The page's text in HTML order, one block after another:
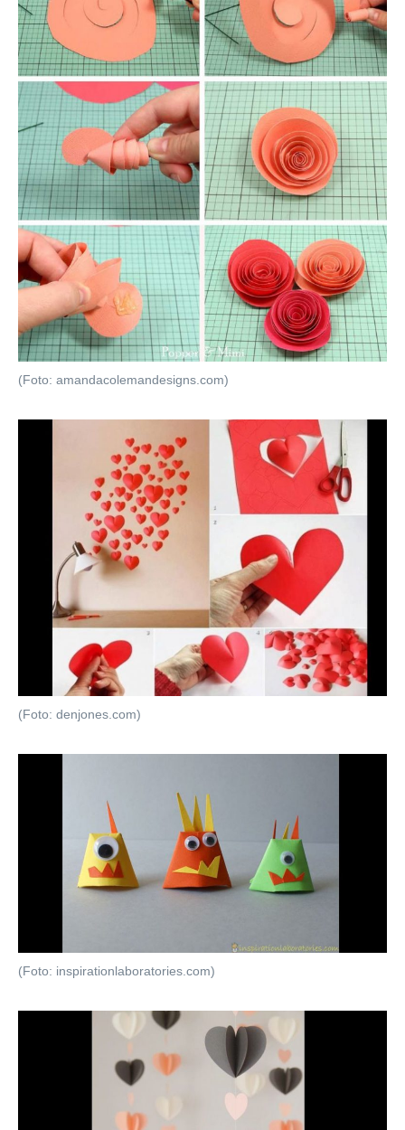
(Foto: amandacolemandesigns.com)
(Foto: denjones.com)
(Foto: inspirationlaboratories.com)